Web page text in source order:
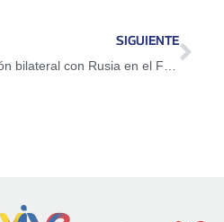
o
disminuir
SIGUIENTE
Venezuela alcanzó importantes acuerdos de cooperación bilateral con Rusia en el Foro Económico Internacional de San Petersburgo